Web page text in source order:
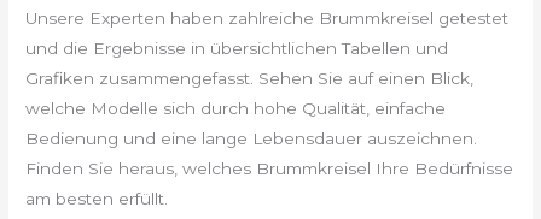
Unsere Experten haben zahlreiche Brummkreisel getestet
und die Ergebnisse in übersichtlichen Tabellen und
Grafiken zusammengefasst. Sehen Sie auf einen Blick,
welche Modelle sich durch hohe Qualität, einfache
Bedienung und eine lange Lebensdauer auszeichnen.
Finden Sie heraus, welches Brummkreisel Ihre Bedürfnisse
am besten erfüllt.